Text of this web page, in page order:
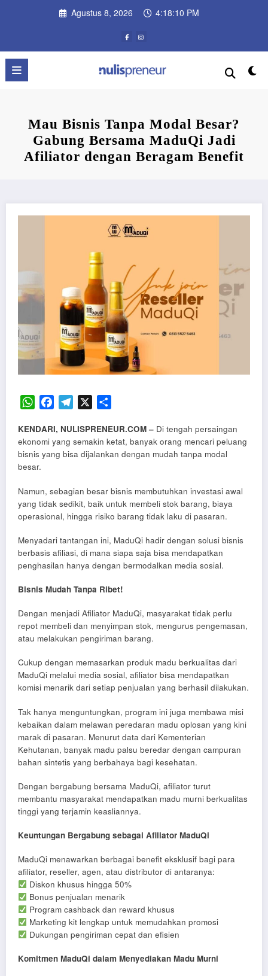
Agustus 8, 2026 4:18:10 PM
Mau Bisnis Tanpa Modal Besar?
Gabung Bersama MaduQi Jadi
Afiliator dengan Beragam Benefit
WhatsAppFacebookTelegram
KENDARI, NULISPRENEUR.COM – Di tengah persaingan
ekonomi yang semakin ketat, banyak orang mencari peluang
bisnis yang bisa dijalankan dengan mudah tanpa modal
besar.
Namun, sebagian besar bisnis membutuhkan investasi awal
yang tidak sedikit, baik untuk membeli stok barang, biaya
operasional, hingga risiko barang tidak laku di pasaran.
Menyadari tantangan ini, MaduQi hadir dengan solusi bisnis
berbasis afiliasi, di mana siapa saja bisa mendapatkan
penghasilan hanya dengan bermodalkan media sosial.
Bisnis Mudah Tanpa Ribet!
Dengan menjadi Afiliator MaduQi, masyarakat tidak perlu
repot membeli dan menyimpan stok, mengurus pengemasan,
atau melakukan pengiriman barang.
Cukup dengan memasarkan produk madu berkualitas dari
MaduQi melalui media sosial, afiliator bisa mendapatkan
komisi menarik dari setiap penjualan yang berhasil dilakukan.
Tak hanya menguntungkan, program ini juga membawa misi
kebaikan dalam melawan peredaran madu oplosan yang kini
marak di pasaran. Menurut data dari Kementerian
Kehutanan, banyak madu palsu beredar dengan campuran
bahan sintetis yang berbahaya bagi kesehatan.
Dengan bergabung bersama MaduQi, afiliator turut
membantu masyarakat mendapatkan madu murni berkualitas
tinggi yang terjamin keasliannya.
Keuntungan Bergabung sebagai Afiliator MaduQi
MaduQi menawarkan berbagai benefit eksklusif bagi para
afiliator, reseller, agen, atau distributor di antaranya:
Diskon khusus hingga 50%
Bonus penjualan menarik
Program cashback dan reward khusus
Marketing kit lengkap untuk memudahkan promosi
Dukungan pengiriman cepat dan efisien
Komitmen MaduQi dalam Menyediakan Madu Murni